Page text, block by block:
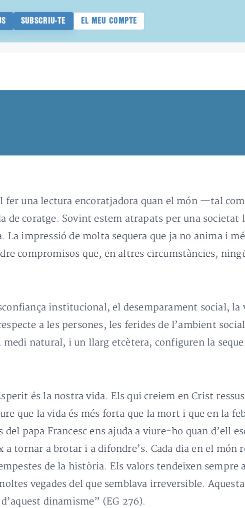
SUBSCRIU-TE EL MEU COMPTE
una lectura encoratjadora quan el món —tal
de coratge. Sovint estem atrapats per una societat
impressió de molta sequera que ja no anima i
compromisos que, en altres circumstàncies,
institucional, el desemparament social,
a les persones, les ferides de l’ambient
natural, i un llarg etcètera, configuren la
és la nostra vida. Els qui creiem en Crist
que la vida és més forta que la mort i que en la
papa Francesc ens ajuda a viure-ho quan d’ell
a tornar a brotar i a difondre’s. Cada dia en el món
de la història. Els valors tendeixen sempre
vegades del que semblava irreversible.
dinamisme” (EG 276).